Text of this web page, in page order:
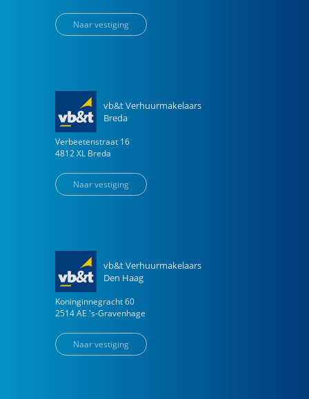
Naar vestiging
vb&t Verhuurmakelaars
Breda
Verbeetenstraat 16
4812 XL Breda
Naar vestiging
vb&t Verhuurmakelaars
Den Haag
Koninginnegracht 60
2514 AE 's-Gravenhage
Naar vestiging